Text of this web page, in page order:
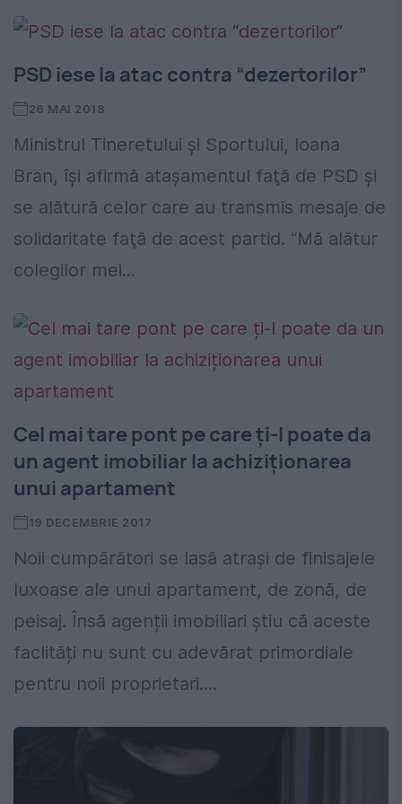
PSD iese la atac contra “dezertorilor”
26 MAI 2018
Ministrul Tineretului şi Sportului, Ioana
Bran, îşi afirmă ataşamentul faţă de PSD şi
se alătură celor care au transmis mesaje de
solidaritate faţă de acest partid. “Mă alătur
colegilor mei...
Cel mai tare pont pe care ți-l poate da
un agent imobiliar la achiziționarea
unui apartament
19 DECEMBRIE 2017
Noii cumpărători se lasă atrași de finisajele
luxoase ale unui apartament, de zonă, de
peisaj. Însă agenții imobiliari știu că aceste
faclități nu sunt cu adevărat primordiale
pentru noii proprietari....